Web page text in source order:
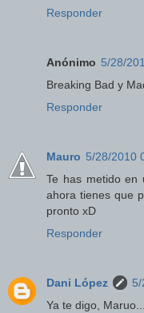
Responder
Anónimo 5/28/
Breaking Bad y
Responder
Mauro 5/28/2010
Te has metido en
ahora tienes que
pronto xD
Responder
Dani López
Ya te digo, Maruo...